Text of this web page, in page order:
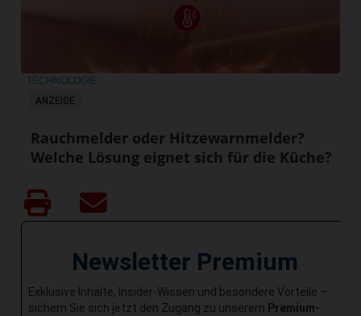
ANZEIGE
TECHNOLOGIE
Rauchmelder oder Hitzewarnmelder?
Welche Lösung eignet sich für die Küche?
Newsletter Premium
Exklusive Inhalte, Insider-Wissen und besondere Vorteile –
sichern Sie sich jetzt den Zugang zu unserem Premium-